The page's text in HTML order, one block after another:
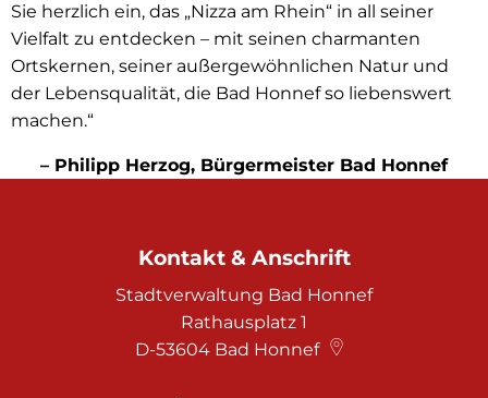
Sie herzlich ein, das „Nizza am Rhein“ in all seiner
Vielfalt zu entdecken – mit seinen charmanten
Ortskernen, seiner außergewöhnlichen Natur und
der Lebensqualität, die Bad Honnef so liebenswert
machen.“
– Philipp Herzog, Bürgermeister Bad Honnef
Kontakt & Anschrift
Stadtverwaltung Bad Honnef
Rathausplatz 1
D-53604 Bad Honnef